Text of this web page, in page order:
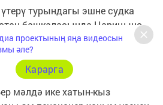
турындагы эшне судка
башкаласында Царицыно
60 яшьлек хатын-кыз
2 февральдә мәҗлес
мәлдә ике хатын-кыз
проектының яңа видеосын
әле?
Карарга